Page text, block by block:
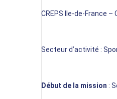
CREPS Ile-de-France
Secteur d’activité :
Début de la mission :